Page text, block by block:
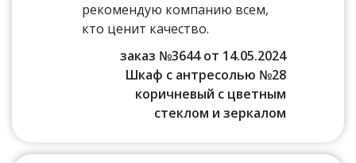
рекомендую компанию всем,
кто ценит качество.
заказ №3644 от 14.05.2024
Шкаф с антресолью №28
коричневый с цветным
стеклом и зеркалом